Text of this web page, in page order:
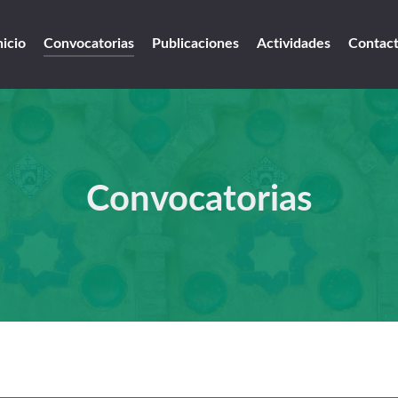
Convocatorias Publicaciones Actividades
Convocatorias